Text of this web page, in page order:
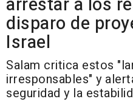
disparo de
Israel
Salam critica estos
irresponsables" y
seguridad y la